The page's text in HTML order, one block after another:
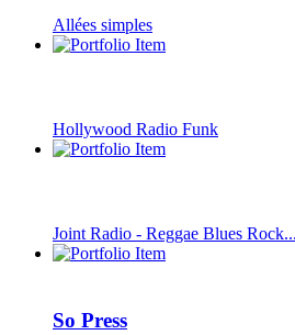
Allées simples
Hollywood Radio Funk
Joint Radio - Reggae Blues Rock...
So Press